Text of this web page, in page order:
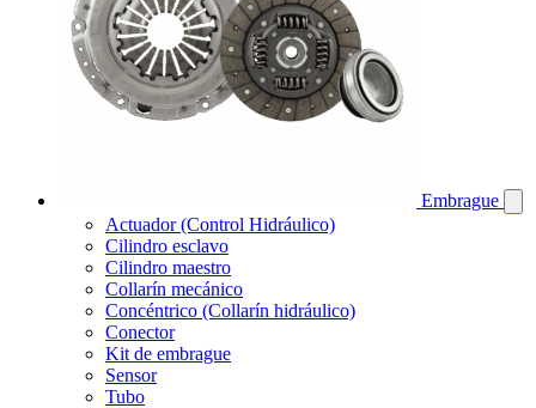
Embrague
Actuador (Control Hidráulico)
Cilindro esclavo
Cilindro maestro
Collarín mecánico
Concéntrico (Collarín hidráulico)
Conector
Kit de embrague
Sensor
Tubo